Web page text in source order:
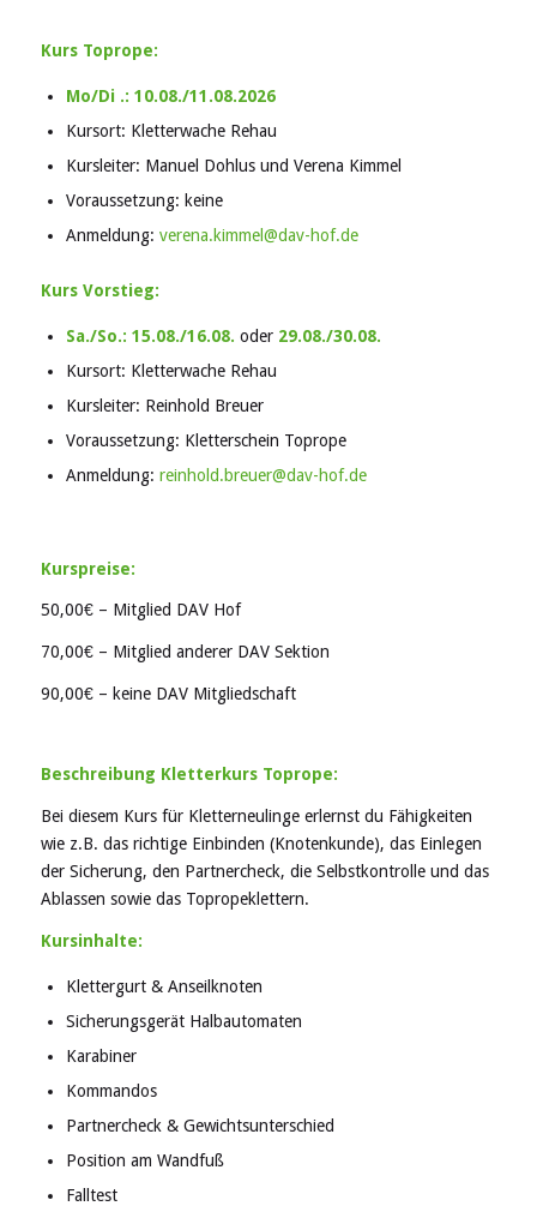
Kurs Toprope:
Mo/Di .: 10.08./11.08.2026
Kursort: Kletterwache Rehau
Kursleiter: Manuel Dohlus und Verena Kimmel
Voraussetzung: keine
Anmeldung: verena.kimmel@dav-hof.de
Kurs Vorstieg:
Sa./So.: 15.08./16.08. oder 29.08./30.08.
Kursort: Kletterwache Rehau
Kursleiter: Reinhold Breuer
Voraussetzung: Kletterschein Toprope
Anmeldung: reinhold.breuer@dav-hof.de
Kurspreise:
50,00€ – Mitglied DAV Hof
70,00€ – Mitglied anderer DAV Sektion
90,00€ – keine DAV Mitgliedschaft
Beschreibung Kletterkurs Toprope:
Bei diesem Kurs für Kletterneulinge erlernst du Fähigkeiten
wie z.B. das richtige Einbinden (Knotenkunde), das Einlegen
der Sicherung, den Partnercheck, die Selbstkontrolle und das
Ablassen sowie das Topropeklettern.
Kursinhalte:
Klettergurt & Anseilknoten
Sicherungsgerät Halbautomaten
Karabiner
Kommandos
Partnercheck & Gewichtsunterschied
Position am Wandfuß
Falltest